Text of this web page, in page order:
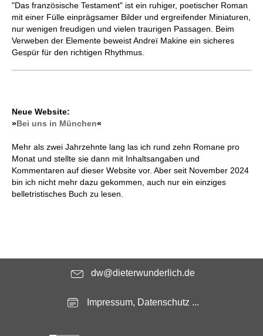
"Das französische Testament" ist ein ruhiger, poetischer Roman
mit einer Fülle einprägsamer Bilder und ergreifender Miniaturen,
nur wenigen freudigen und vielen traurigen Passagen. Beim
Verweben der Elemente beweist Andreï Makine ein sicheres
Gespür für den richtigen Rhythmus.
Neue Website:
»Bei uns in München«
Mehr als zwei Jahrzehnte lang las ich rund zehn Romane pro
Monat und stellte sie dann mit Inhaltsangaben und
Kommentaren auf dieser Website vor. Aber seit November 2024
bin ich nicht mehr dazu gekommen, auch nur ein einziges
belletristisches Buch zu lesen.
dw@dieterwunderlich.de
Impressum, Datenschutz ...